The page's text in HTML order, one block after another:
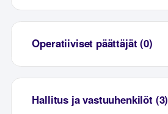
Operatiiviset päättäjät (0)
Hallitus ja vastuuhenkilöt (3)